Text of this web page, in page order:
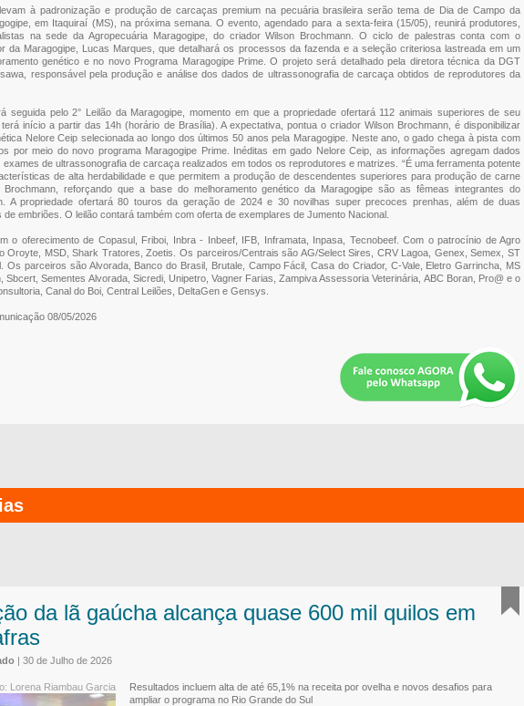
à padronização e produção de carcaças premium na pecuária brasileira serão tema de Dia de Campo da
em Itaquiraí (MS), na próxima semana. O evento, agendado para a sexta-feira (15/05), reunirá produtores,
na sede da Agropecuária Maragogipe, do criador Wilson Brochmann. O ciclo de palestras conta com o
da Maragogipe, Lucas Marques, que detalhará os processos da fazenda e a seleção criteriosa lastreada em um
genético e no novo Programa Maragogipe Prime. O projeto será detalhado pela diretora técnica da DGT
responsável pela produção e análise dos dados de ultrassonografia de carcaça obtidos de reprodutores da
seguida pelo 2° Leilão da Maragogipe, momento em que a propriedade ofertará 112 animais superiores de seu
início a partir das 14h (horário de Brasília). A expectativa, pontua o criador Wilson Brochmann, é disponibilizar
Nelore Ceip selecionada ao longo dos últimos 50 anos pela Maragogipe. Neste ano, o gado chega à pista com
por meio do novo programa Maragogipe Prime. Inéditas em gado Nelore Ceip, as informações agregam dados
exames de ultrassonografia de carcaça realizados em todos os reprodutores e matrizes. “É uma ferramenta potente
de alta herdabilidade e que permitem a produção de descendentes superiores para produção de carne
Brochmann, reforçando que a base do melhoramento genético da Maragogipe são as fêmeas integrantes do
A propriedade ofertará 80 touros da geração de 2024 e 30 novilhas super precoces prenhas, além de duas
embriões. O leilão contará também com oferta de exemplares de Jumento Nacional.
o oferecimento de Copasul, Friboi, Inbra - Inbeef, IFB, Inframata, Inpasa, Tecnobeef. Com o patrocínio de Agro
Oroyte, MSD, Shark Tratores, Zoetis. Os parceiros/Centrais são AG/Select Sires, CRV Lagoa, Genex, Semex, ST
Os parceiros são Alvorada, Banco do Brasil, Brutale, Campo Fácil, Casa do Criador, C-Vale, Eletro Garrincha, MS
Sbcert, Sementes Alvorada, Sicredi, Unipetro, Vagner Farias, Zampiva Assessoria Veterinária, ABC Boran, Pro@ e o
Canal do Boi, Central Leilões, DeltaGen e Gensys.
08/05/2026
da lã gaúcha alcança quase 600 mil quilos em
| 30 de Julho de 2026
Lorena Riambau Garcia
Resultados incluem alta de até 65,1% na receita por ovelha e novos desafios para
ampliar o programa no Rio Grande do Sul